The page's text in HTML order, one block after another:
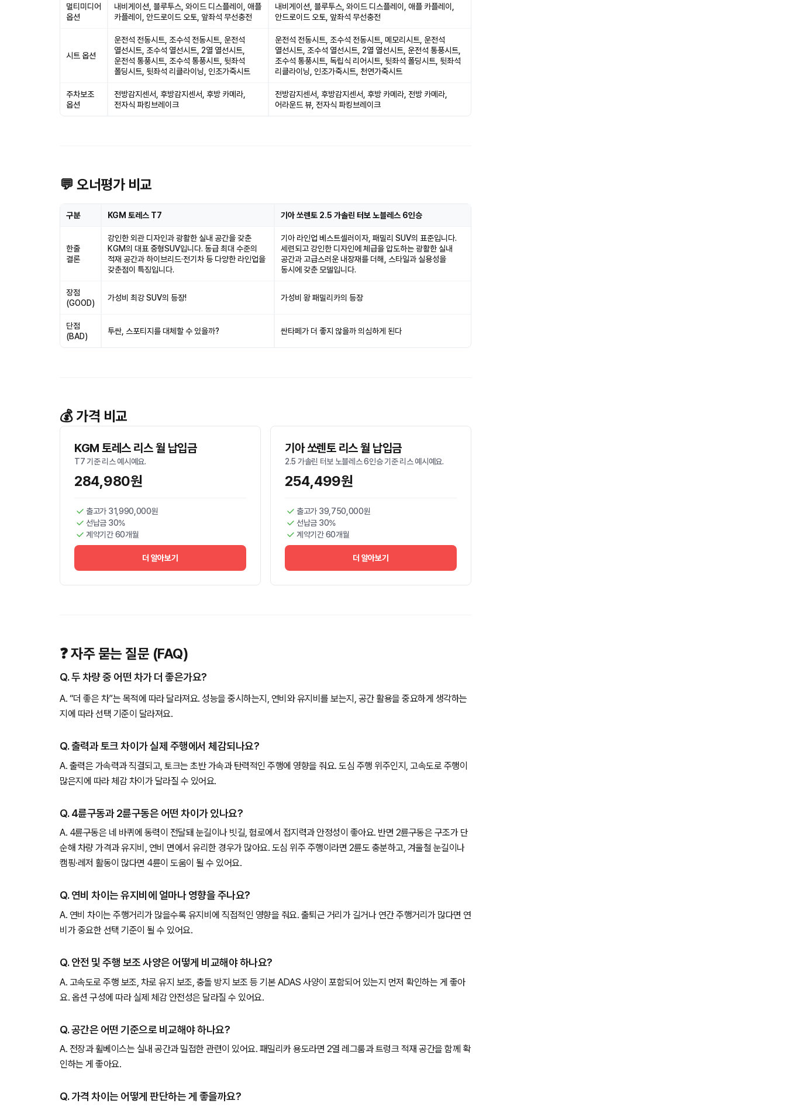
멀티미디어
옵션
내비게이션, 블루투스, 와이드 디스플레이, 애플
카플레이, 안드로이드 오토, 앞좌석 무선충전
내비게이션, 블루투스, 와이드 디스플레이, 애플 카플레이,
안드로이드 오토, 앞좌석 무선충전
시트 옵션
운전석 전동시트, 조수석 전동시트, 운전석
열선시트, 조수석 열선시트, 2열 열선시트,
운전석 통풍시트, 조수석 통풍시트, 뒷좌석
폴딩시트, 뒷좌석 리클라이닝, 인조가죽시트
운전석 전동시트, 조수석 전동시트, 메모리시트, 운전석
열선시트, 조수석 열선시트, 2열 열선시트, 운전석 통풍시트,
조수석 통풍시트, 독립식 리어시트, 뒷좌석 폴딩시트, 뒷좌석
리클라이닝, 인조가죽시트, 천연가죽시트
주차보조
옵션
전방감지센서, 후방감지센서, 후방 카메라,
전자식 파킹브레이크
전방감지센서, 후방감지센서, 후방 카메라, 전방 카메라,
어라운드 뷰, 전자식 파킹브레이크
💬 오너평가 비교
구분 KGM 토레스 T7 기아 쏘렌토 2.5 가솔린 터보 노블레스 6인승
한줄
결론
강인한 외관 디자인과 광활한 실내 공간을 갖춘
KGM의 대표 중형SUV입니다. 동급 최대 수준의
적재 공간과 하이브리드·전기차 등 다양한 라인업을
갖춘점이 특징입니다.
기아 라인업 베스트셀러이자, 패밀리 SUV의 표준입니다.
세련되고 강인한 디자인에 체급을 압도하는 광활한 실내
공간과 고급스러운 내장재를 더해, 스타일과 실용성을
동시에 갖춘 모델입니다.
장점
(GOOD)
가성비 최강 SUV의 등장! 가성비 왕 패밀리카의 등장
단점
(BAD)
투싼, 스포티지를 대체할 수 있을까? 싼타페가 더 좋지 않을까 의심하게 된다
💰 가격 비교
KGM 토레스 리스 월 납입금
T7 기준 리스 예시예요.
284,980원
출고가 31,990,000원
선납금 30%
계약기간 60개월
더 알아보기
기아 쏘렌토 리스 월 납입금
2.5 가솔린 터보 노블레스 6인승 기준 리스 예시예요.
254,499원
출고가 39,750,000원
선납금 30%
계약기간 60개월
더 알아보기
❓ 자주 묻는 질문 (FAQ)
Q. 두 차량 중 어떤 차가 더 좋은가요?
A. “더 좋은 차”는 목적에 따라 달라져요. 성능을 중시하는지, 연비와 유지비를 보는지, 공간 활용을 중요하게 생각하는
지에 따라 선택 기준이 달라져요.
Q. 출력과 토크 차이가 실제 주행에서 체감되나요?
A. 출력은 가속력과 직결되고, 토크는 초반 가속과 탄력적인 주행에 영향을 줘요. 도심 주행 위주인지, 고속도로 주행이
많은지에 따라 체감 차이가 달라질 수 있어요.
Q. 4륜구동과 2륜구동은 어떤 차이가 있나요?
A. 4륜구동은 네 바퀴에 동력이 전달돼 눈길이나 빗길, 험로에서 접지력과 안정성이 좋아요. 반면 2륜구동은 구조가 단
순해 차량 가격과 유지비, 연비 면에서 유리한 경우가 많아요. 도심 위주 주행이라면 2륜도 충분하고, 겨울철 눈길이나
캠핑·레저 활동이 많다면 4륜이 도움이 될 수 있어요.
Q. 연비 차이는 유지비에 얼마나 영향을 주나요?
A. 연비 차이는 주행거리가 많을수록 유지비에 직접적인 영향을 줘요. 출퇴근 거리가 길거나 연간 주행거리가 많다면 연
비가 중요한 선택 기준이 될 수 있어요.
Q. 안전 및 주행 보조 사양은 어떻게 비교해야 하나요?
A. 고속도로 주행 보조, 차로 유지 보조, 충돌 방지 보조 등 기본 ADAS 사양이 포함되어 있는지 먼저 확인하는 게 좋아
요. 옵션 구성에 따라 실제 체감 안전성은 달라질 수 있어요.
Q. 공간은 어떤 기준으로 비교해야 하나요?
A. 전장과 휠베이스는 실내 공간과 밀접한 관련이 있어요. 패밀리카 용도라면 2열 레그룸과 트렁크 적재 공간을 함께 확
인하는 게 좋아요.
Q. 가격 차이는 어떻게 판단하는 게 좋을까요?